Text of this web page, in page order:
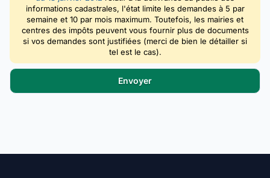
informations cadastrales, l'état limite les demandes à 5 par
semaine et 10 par mois maximum. Toutefois, les mairies et
centres des impôts peuvent vous fournir plus de documents
si vos demandes sont justifiées (merci de bien le détailler si
tel est le cas).